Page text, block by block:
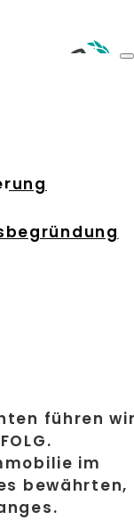
führen
im
bewährten,